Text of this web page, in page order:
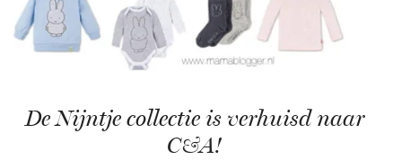
De Nijntje collectie is verhuisd naar
C&A!